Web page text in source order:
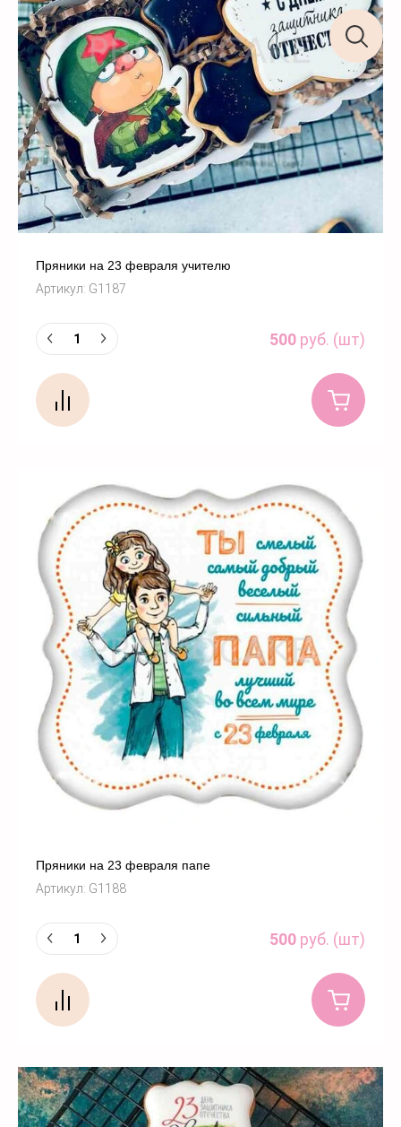
Пряники на 23 февраля учителю
Артикул: G1187
500 руб. (шт)
Пряники на 23 февраля папе
Артикул: G1188
500 руб. (шт)